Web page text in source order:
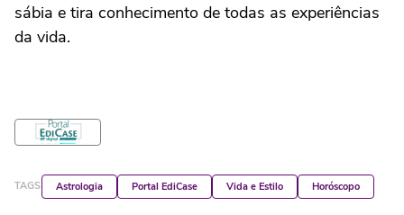
sábia e tira conhecimento de todas as experiências
da vida.
TAGS Astrologia Portal EdiCase Vida e Estilo Horóscopo